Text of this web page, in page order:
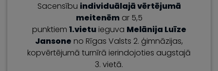
Sacensību individuālajā vērtējumā
meitenēmar 5,5
punktiem 1.vietuieguva Melānija Luīze
Jansone no Rīgas Valsts 2. ģimnāzijas,
kopvērtējumā turnīrā ierindojoties augstajā
3. vietā.